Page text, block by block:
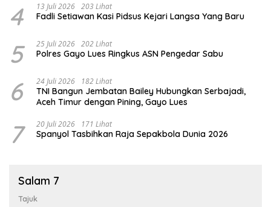
4 13 Juli 2026 203 Lihat
Fadli Setiawan Kasi Pidsus Kejari Langsa Yang Baru
5 25 Juli 2026 202 Lihat
Polres Gayo Lues Ringkus ASN Pengedar Sabu
6 24 Juli 2026 182 Lihat
TNI Bangun Jembatan Bailey Hubungkan Serbajadi,
Aceh Timur dengan Pining, Gayo Lues
7 20 Juli 2026 171 Lihat
Spanyol Tasbihkan Raja Sepakbola Dunia 2026
Salam 7
Tajuk